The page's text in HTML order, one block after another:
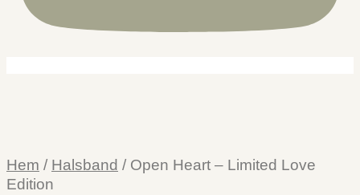
Hem / Halsband / Open Heart – Limited Love
Edition